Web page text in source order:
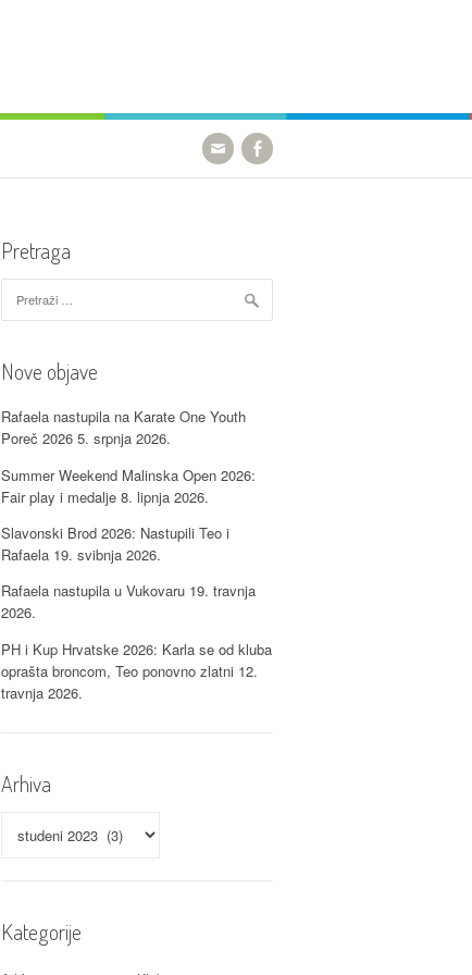
Pretraga
Nove objave
Rafaela nastupila na Karate One Youth
Poreč 2026 5. srpnja 2026.
Summer Weekend Malinska Open 2026:
Fair play i medalje 8. lipnja 2026.
Slavonski Brod 2026: Nastupili Teo i
Rafaela 19. svibnja 2026.
Rafaela nastupila u Vukovaru 19. travnja
2026.
PH i Kup Hrvatske 2026: Karla se od kluba
oprašta broncom, Teo ponovno zlatni 12.
travnja 2026.
Arhiva
Kategorije